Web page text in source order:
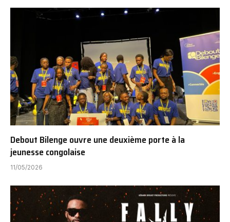
Debout Bilenge ouvre une deuxième porte à la
jeunesse congolaise
11/05/2026